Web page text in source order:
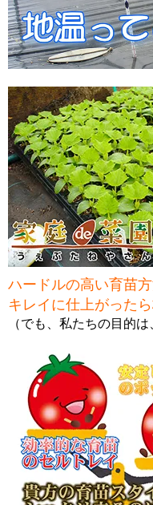
ハードルの高い育苗方
キレイに仕上がった
（でも、私たちの目的